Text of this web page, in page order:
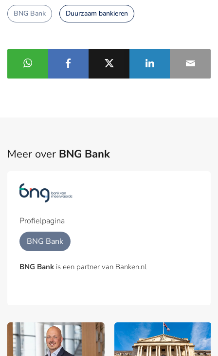
BNG Bank Duurzaam bankieren
Meer over BNG Bank
Profielpagina
BNG Bank
BNG Bank is een partner van Banken.nl